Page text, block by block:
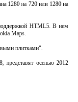
1280 на 720 или 1280 на
HTML5. В нем
Maps.
плитками".
представят осенью 2012